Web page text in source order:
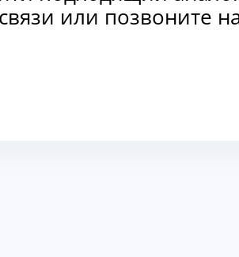
связи или